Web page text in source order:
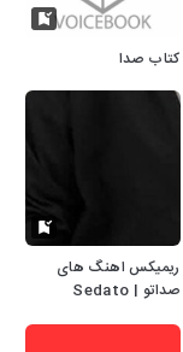
کتاب صدا
ریمیکس اهنگ های
صداتو | Sedato